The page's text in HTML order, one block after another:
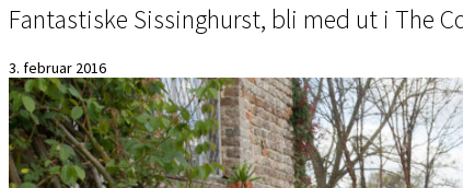
Fantastiske Sissinghurst, bli med ut i The
3. februar 2016